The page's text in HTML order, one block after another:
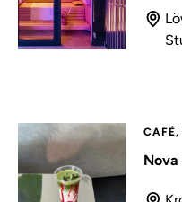
CAFÉ,
Nova